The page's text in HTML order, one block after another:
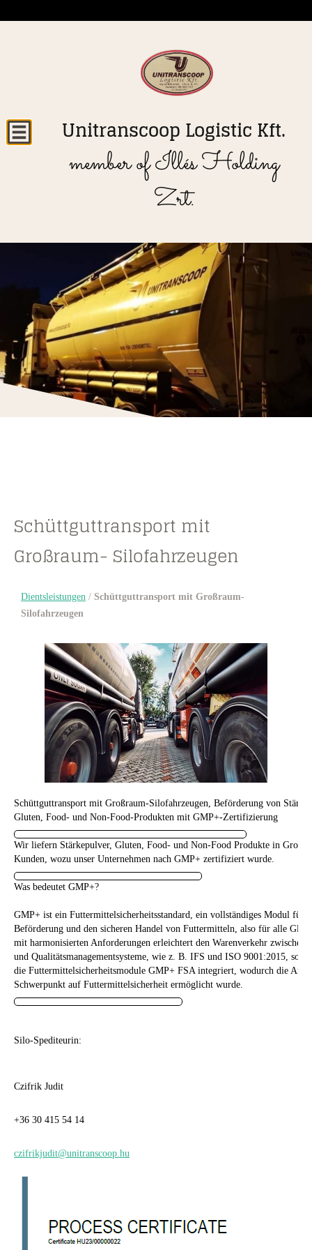
Unitranscoop Logistic Kft.
member of Illés Holding
Zrt.
Schüttguttransport mit
Großraum- Silofahrzeugen
Dientsleistungen / Schüttguttransport mit Großraum-
Silofahrzeugen
Schüttguttransport mit Großraum-Silofahrzeugen, Beförderung von
Gluten, Food- und Non-Food-Produkten mit GMP+-Zertifizierung
Wir liefern Stärkepulver, Gluten, Food- und Non-Food Produkte in
Kunden, wozu unser Unternehmen nach GMP+ zertifiziert wurde.
Was bedeutet GMP+?
GMP+ ist ein Futtermittelsicherheitsstandard, ein vollständiges Modul für
Beförderung und den sicheren Handel von Futtermitteln, also für alle
mit harmonisierten Anforderungen erleichtert den Warenverkehr zwischen
und Qualitätsmanagementsysteme, wie z. B. IFS und ISO 9001:2015,
die Futtermittelsicherheitsmodule GMP+ FSA integriert, wodurch die
Schwerpunkt auf Futtermittelsicherheit ermöglicht wurde.
Silo-Spediteurin:
Czifrik Judit
+36 30 415 54 14
czifrikjudit@unitranscoop.hu